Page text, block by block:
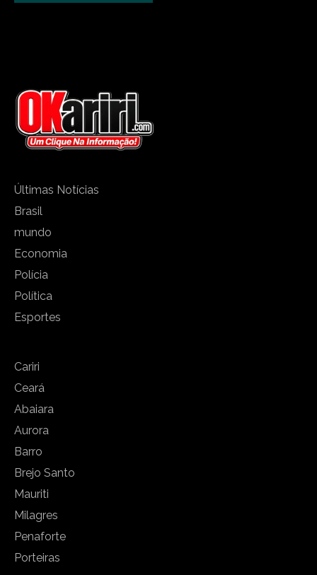
Últimas Notícias
Brasil
mundo
Economia
Polícia
Política
Esportes
Cariri
Ceará
Abaiara
Aurora
Barro
Brejo Santo
Mauriti
Milagres
Penaforte
Porteiras